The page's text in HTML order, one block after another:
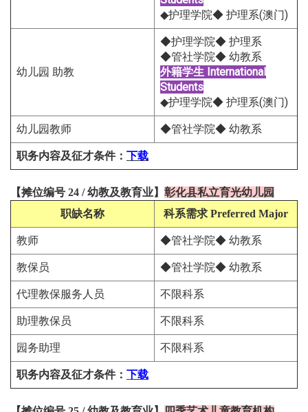
◆护理学院◆ 护理系(澳门)
幼儿园 助教
◆护理学院◆ 护理系
◆管社学院◆ 幼教系
外籍学生 International
Students
◆护理学院◆ 护理系(澳门)
幼儿园教师 ◆管社学院◆ 幼教系
职务内容及征才条件： 下载
【摊位编号 24 /幼教及教育业】 彰化县私立育光幼儿园
职缺名称
科系需求 Preferred Major
教师 ◆管社学院◆ 幼教系
教保员 ◆管社学院◆ 幼教系
代理教保服务人员 不限科系
助理教保员 不限科系
园务助理 不限科系
职务内容及征才条件： 下载